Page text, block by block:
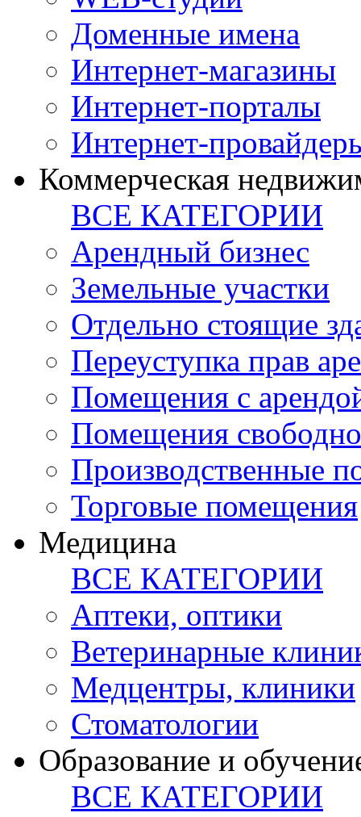
Доменные имена
Интернет-магазины
Интернет-порталы
Интернет-
Коммерческая
ВСЕ КАТЕГОРИИ
Арендный бизнес
Земельные участки
Отдельно стоящие
Переуступка прав
Помещения с
Помещения
Производственные
Торговые помещения
Медицина
ВСЕ КАТЕГОРИИ
Аптеки, оптики
Ветеринарные
Медцентры, клиники
Стоматологии
Образование и
ВСЕ КАТЕГОРИИ